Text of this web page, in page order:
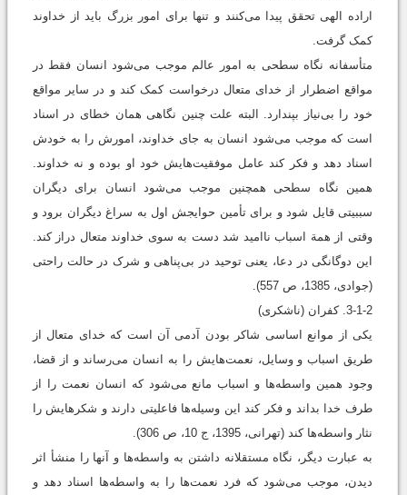
اراده الهی تحقق پیدا می‌‌کنند و تنها برای امور بزرگ باید از خداوند
کمک گرفت.
متأسفانه نگاه سطحی به امور عالم موجب می‌‌شود انسان فقط در
مواقع اضطرار از خدای متعال درخواست کمک کند و در سایر مواقع
خود را بی‌نیاز بپندارد. البته علت چنین نگاهی همان خطای در اسناد
است که موجب می‌‌شود انسان به جای خداوند، امورش را به خودش
اسناد دهد و فکر کند عامل موفقیت‌هایش خود او بوده و نه خداوند.
همین نگاه سطحی همچنین موجب می‌‌شود انسان برای دیگران
سببیتی قایل شود و برای تأمین حوایجش اول به ‌سراغ دیگران برود و
وقتی از همة اسباب ناامید شد دست به سوی خداوند متعال دراز کند.
این دوگانگی در دعا، یعنی توحید در بی‌پناهی و شرک در حالت راحتی
(جوادی، 1385، ص 557).
3-1-2. کفران (ناشکری)
یکی از موانع اساسی شاکر بودن آدمی آن است که خدای متعال از
طریق اسباب و وسایل، نعمت‌هایش را به انسان می‌‌رساند و از قضا،
وجود همین واسطه‌ها و اسباب مانع می‌‌شود که انسان نعمت را از
طرف خدا بداند و فکر کند این وسیله‌ها فاعلیتی دارند و شکرهایش را
نثار واسطه‌ها کند (تهرانی، 1395، ج 10، ص 306).
به عبارت دیگر، نگاه مستقلانه داشتن به واسطه‌ها و آنها را منشأ اثر
دیدن، موجب می‌‌شود که فرد نعمت‌ها را به واسطه‌ها اسناد دهد و